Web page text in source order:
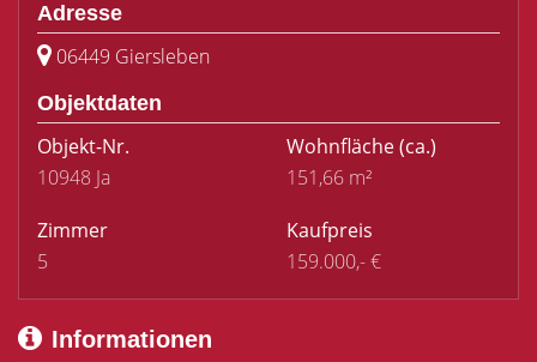
Adresse
06449 Giersleben
Objektdaten
Objekt-Nr.
10948 Ja
Wohnfläche(ca.)
151,66 m²
Zimmer
5
Kaufpreis
159.000,- €
Informationen